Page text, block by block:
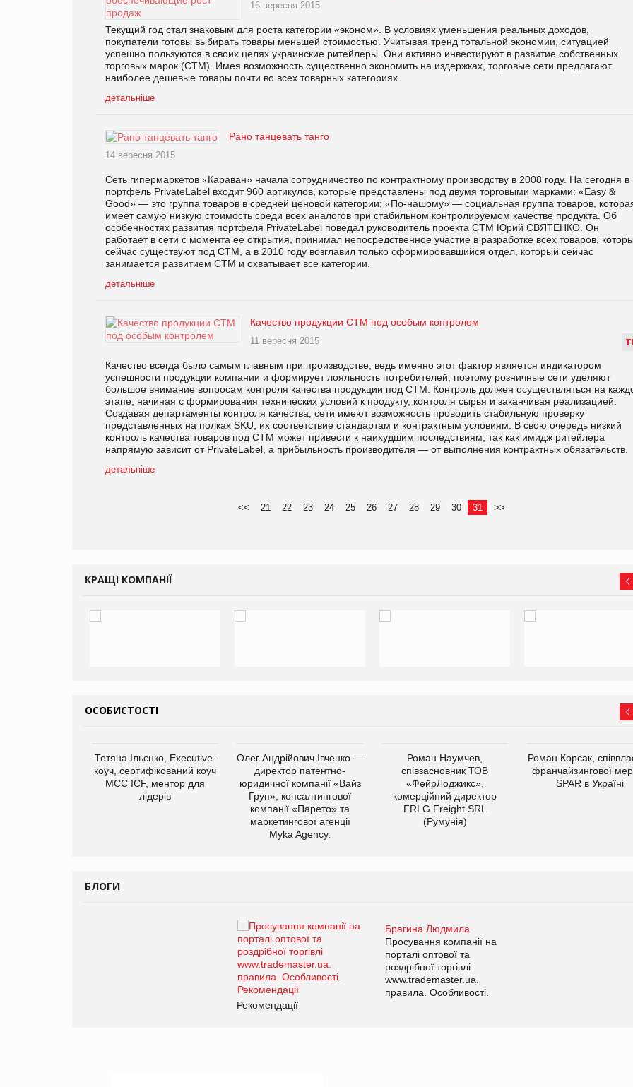
16 вересня 2015
Текущий год стал знаковым для роста категории «эконом». В условиях уменьшения реальных доходов,
покупатели готовы выбирать товары меньшей стоимостью. Учитывая тренд тотальной экономии, ситуацией
успешно пользуются в своих целях украинские ритейлеры. Они активно инвестируют в развитие собственных
торговых марок (СТМ). Имея возможность существенно экономить на издержках, торговые сети предлагают
наиболее дешевые товары почти во всех товарных категориях.
детальніше
Рано танцевать танго
14 вересня 2015
Сеть гипермаркетов «Караван» начала сотрудничество по контрактному производству в 2008 году. На сегодня в
портфель PrivateLabel входит 960 артикулов, которые представлены под двумя торговыми марками: «Easy &
Good» — это группа товаров в средней ценовой категории; «По-нашому» — социальная группа товаров,
имеет самую низкую стоимость среди всех аналогов при стабильном контролируемом качестве продукта. Об
особенностях развития портфеля PrivateLabel поведал руководитель проекта СТМ Юрий СВЯТЕНКО. Он
работает в сети с момента ее открытия, принимал непосредственное участие в разработке всех товаров,
сейчас существуют под СТМ, а в 2010 году возглавил только сформировавшийся отдел, который сейчас
занимается развитием СТМ и охватывает все категории.
детальніше
Т
Качество продукции СТМ под особым контролем
11 вересня 2015
Качество всегда было самым главным при производстве, ведь именно этот фактор является индикатором
успешности продукции компании и формирует лояльность потребителей, поэтому розничные сети уделяют
большое внимание вопросам контроля качества продукции под СТМ. Контроль должен осуществляться на
этапе, начиная с формирования технических условий к продукту, контроля сырья и заканчивая реализацией.
Создавая департаменты контроля качества, сети имеют возможность проводить стабильную проверку
представленных на полках SKU, их соответствие стандартам и контрактным условиям. В свою очередь низкий
контроль качества товаров под СТМ может привести к наихудшим последствиям, так как имидж ритейлера
напрямую зависит от PrivateLabel, а прибыльность производителя — от выполнения контрактных обязательств.
детальніше
<< 21 22 23 24 25 26 27 28 29 30 31 >>
КРАЩІ КОМПАНІЇ
ОСОБИСТОСТІ
Тетяна Ільєнко, Executive-
коуч, сертифікований коуч
МСС ICF, ментор для
лідерів
Олег Андрійович Івченко —
директор патентно-
юридичної компанії «Вайз
Груп», консалтингової
компанії «Парето» та
маркетингової агенції
Myka Agency.
Роман Наумчев,
співзасновник ТОВ
«ФейрЛоджикс»,
комерційний директор
FRLG Freight SRL
(Румунія)
Роман Корсак,
франчайзингової
SPAR в Україні
БЛОГИ
Брагина Людмила
Просування компанії на
порталі оптової та
роздрібної торгівлі
www.trademaster.ua.
правила. Особливості.
Рекомендації